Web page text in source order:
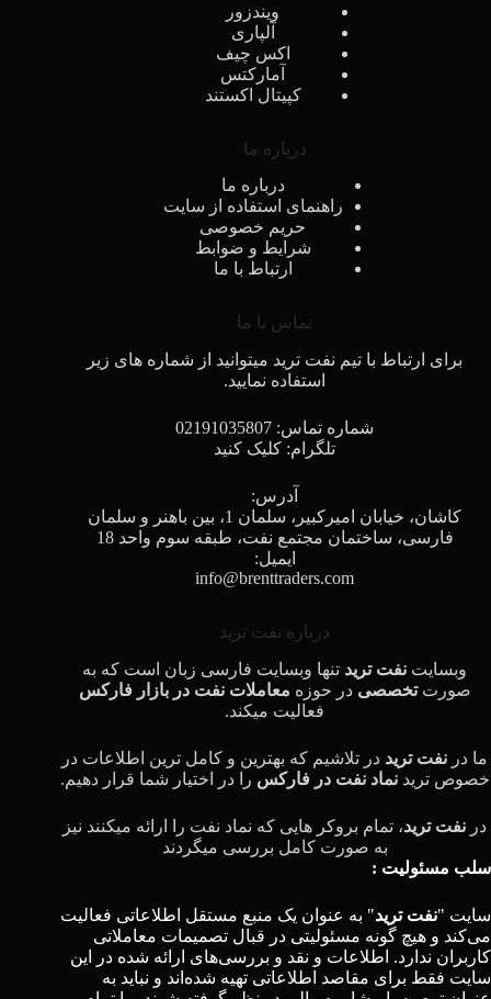
ویندزور
آلپاری
اکس چیف
آمارکتس
کپیتال اکستند
درباره ما
درباره ما
راهنمای استفاده از سایت
حریم خصوصی
شرایط و ضوابط
ارتباط با ما
تماس با ما
برای ارتباط با تیم نفت ترید میتوانید از شماره های زیر
استفاده نمایید.
شماره تماس: 02191035807
تلگرام: کلیک کنید
آدرس:
کاشان، خیابان امیرکبیر، سلمان 1، بین باهنر و سلمان
فارسی، ساختمان مجتمع نفت، طبقه سوم واحد 18
ایمیل:
info@brenttraders.com
درباره نفت ترید
وبسایت نفت ترید تنها وبسایت فارسی زبان است که به
صورتتخصصی در حوزه معاملات نفت در بازار فارکس
فعالیت میکند.
ما در نفت ترید در تلاشیم که بهترین و کامل ترین اطلاعات در
خصوص تریدنماد نفت در فارکس را در اختیار شما قرار دهیم.
در نفت ترید، تمام بروکر هایی که نماد نفت را ارائه میکنند نیز
به صورت کامل بررسی میگردند
سلب مسئولیت :
سایت "نفت ترید" به عنوان یک منبع مستقل اطلاعاتی فعالیت
می‌کند و هیچ گونه مسئولیتی در قبال تصمیمات معاملاتی
کاربران ندارد. اطلاعات و نقد و بررسی‌های ارائه شده در این
سایت فقط برای مقاصد اطلاعاتی تهیه شده‌اند و نباید به